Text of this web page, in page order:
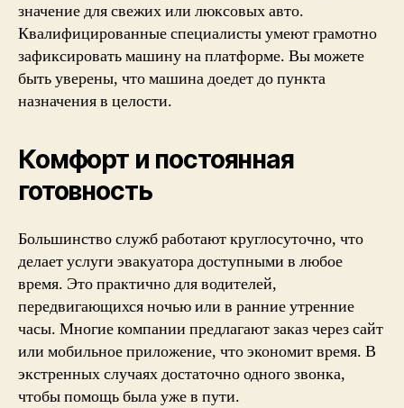
значение для свежих или люксовых авто.
Квалифицированные специалисты умеют грамотно
зафиксировать машину на платформе. Вы можете
быть уверены, что машина доедет до пункта
назначения в целости.
Комфорт и постоянная
готовность
Большинство служб работают круглосуточно, что
делает услуги эвакуатора доступными в любое
время. Это практично для водителей,
передвигающихся ночью или в ранние утренние
часы. Многие компании предлагают заказ через сайт
или мобильное приложение, что экономит время. В
экстренных случаях достаточно одного звонка,
чтобы помощь была уже в пути.